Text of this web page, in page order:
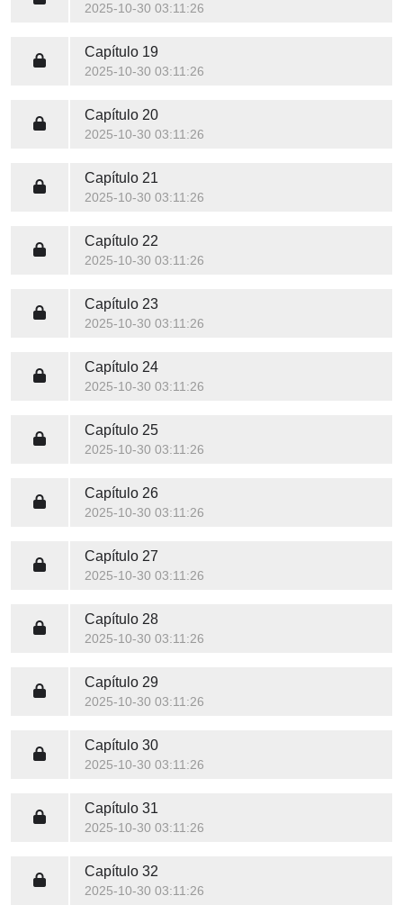
2025-10-30 03:11:26
Capítulo 19
2025-10-30 03:11:26
Capítulo 20
2025-10-30 03:11:26
Capítulo 21
2025-10-30 03:11:26
Capítulo 22
2025-10-30 03:11:26
Capítulo 23
2025-10-30 03:11:26
Capítulo 24
2025-10-30 03:11:26
Capítulo 25
2025-10-30 03:11:26
Capítulo 26
2025-10-30 03:11:26
Capítulo 27
2025-10-30 03:11:26
Capítulo 28
2025-10-30 03:11:26
Capítulo 29
2025-10-30 03:11:26
Capítulo 30
2025-10-30 03:11:26
Capítulo 31
2025-10-30 03:11:26
Capítulo 32
2025-10-30 03:11:26